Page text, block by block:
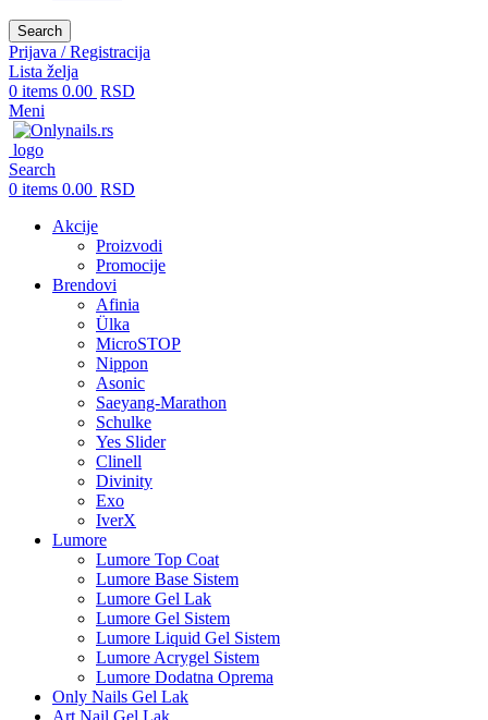
Search
Prijava / Registracija
Lista želja
0 items 0.00 RSD
Meni
Search
0 items 0.00 RSD
Akcije
Proizvodi
Promocije
Brendovi
Afinia
Ülka
MicroSTOP
Nippon
Asonic
Saeyang-Marathon
Schulke
Yes Slider
Clinell
Divinity
Exo
IverX
Lumore
Lumore Top Coat
Lumore Base Sistem
Lumore Gel Lak
Lumore Gel Sistem
Lumore Liquid Gel Sistem
Lumore Acrygel Sistem
Lumore Dodatna Oprema
Only Nails Gel Lak
Art Nail Gel Lak